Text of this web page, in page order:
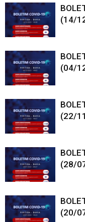
(14/
(04/
(22/
(28/
(20/